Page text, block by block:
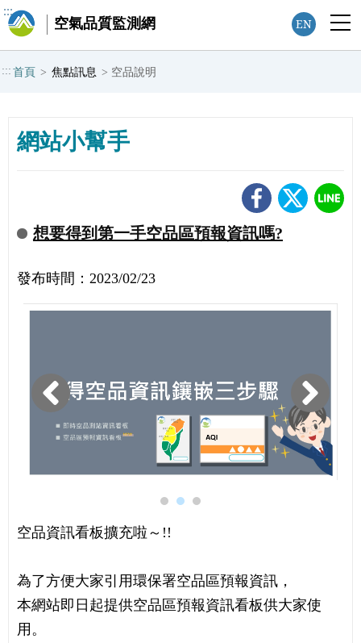
空氣品質監測網
:::
EN
::: 首頁 > 焦點訊息 > 空品說明
網站小幫手
想要得到第一手空品區預報資訊嗎?
發布時間：2023/02/23
說 說
Prev
空品資訊看板擴充啦～!!
為了方便大家引用環保署空品區預報資訊，
本網站即日起提供空品區預報資訊看板供大家使
用。